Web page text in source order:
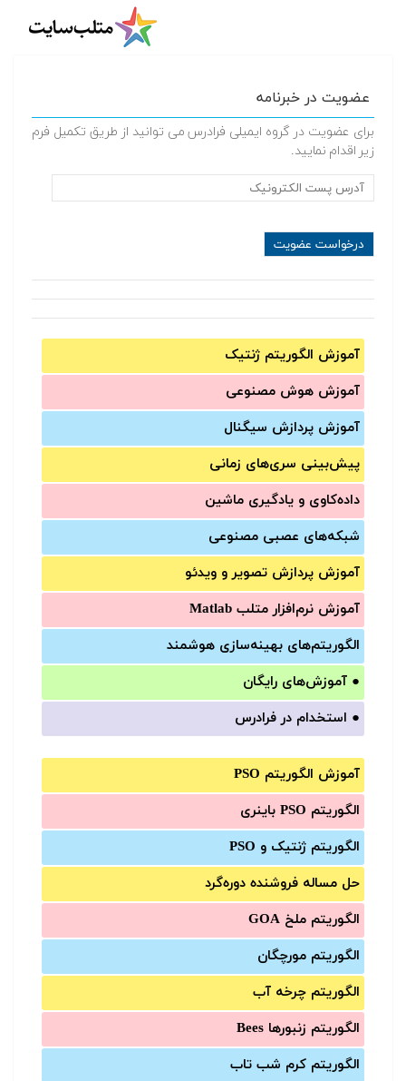
عضویت در خبرنامه
برای عضویت در گروه ایمیلی فرادرس می توانید از طریق تکمیل فرم
زیر اقدام نمایید.
آموزش الگوریتم ژنتیک
آموزش‌ هوش مصنوعی
آموزش‌ پردازش سیگنال
پیش‌‌بینی سری‌‌های زمانی
داده‌کاوی و یادگیری ماشین
شبکه‌های عصبی مصنوعی
آموزش‌ پردازش تصویر و ویدئو
آموزش‌ نرم‌افزار متلب Matlab
الگوریتم‌های بهینه‌سازی هوشمند
● آموزش‌های رایگان
● استخدام در فرادرس
آموزش الگوریتم PSO
الگوریتم PSO باینری
الگوریتم ژنتیک و PSO
حل مساله فروشنده دوره‌گرد
الگوریتم ملخ GOA
الگوریتم مورچگان
الگوریتم چرخه آب
الگوریتم زنبورها Bees
الگوریتم کرم شب تاب